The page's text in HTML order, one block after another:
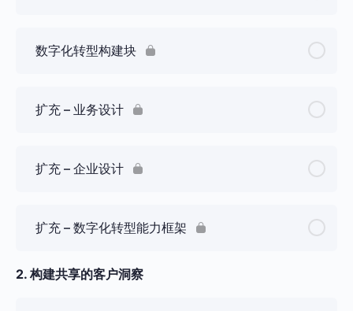
数字化转型构建块
扩充 – 业务设计
扩充 – 企业设计
扩充 – 数字化转型能力框架
2. 构建共享的客户洞察